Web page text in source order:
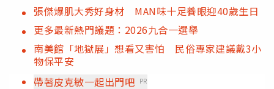
張傑爆肌大秀好身材 MAN味十足養眼迎40歲生日
更多最新熱門議題：2026九合一選舉
南美館「地獄展」想看又害怕 民俗專家建議戴3小
物保平安
帶著皮克敏一起出門吧 PR